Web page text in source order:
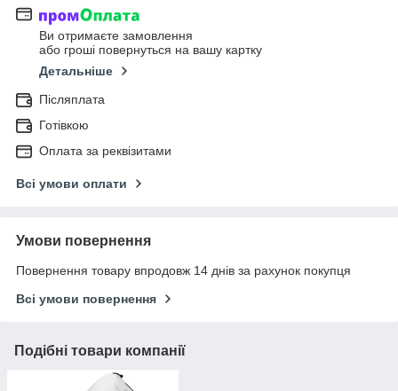
Ви отримаєте замовлення
або гроші повернуться на вашу картку
Детальніше
Післяплата
Готівкою
Оплата за реквізитами
Всі умови оплати
Умови повернення
Повернення товару впродовж 14 днів за рахунок покупця
Всі умови повернення
Подібні товари компанії